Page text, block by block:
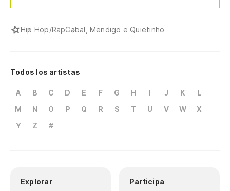
Hip Hop/RapCabal, Mendigo e Quietinho
Todos los artistas
A B C D E F G H I J K
L
M
N O P Q R S T U V W
X
Y
Z #
Explorar Participa